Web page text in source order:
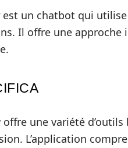
est un chatbot qui utilise
Il offre une approche
offre une variété d’outils
L’application